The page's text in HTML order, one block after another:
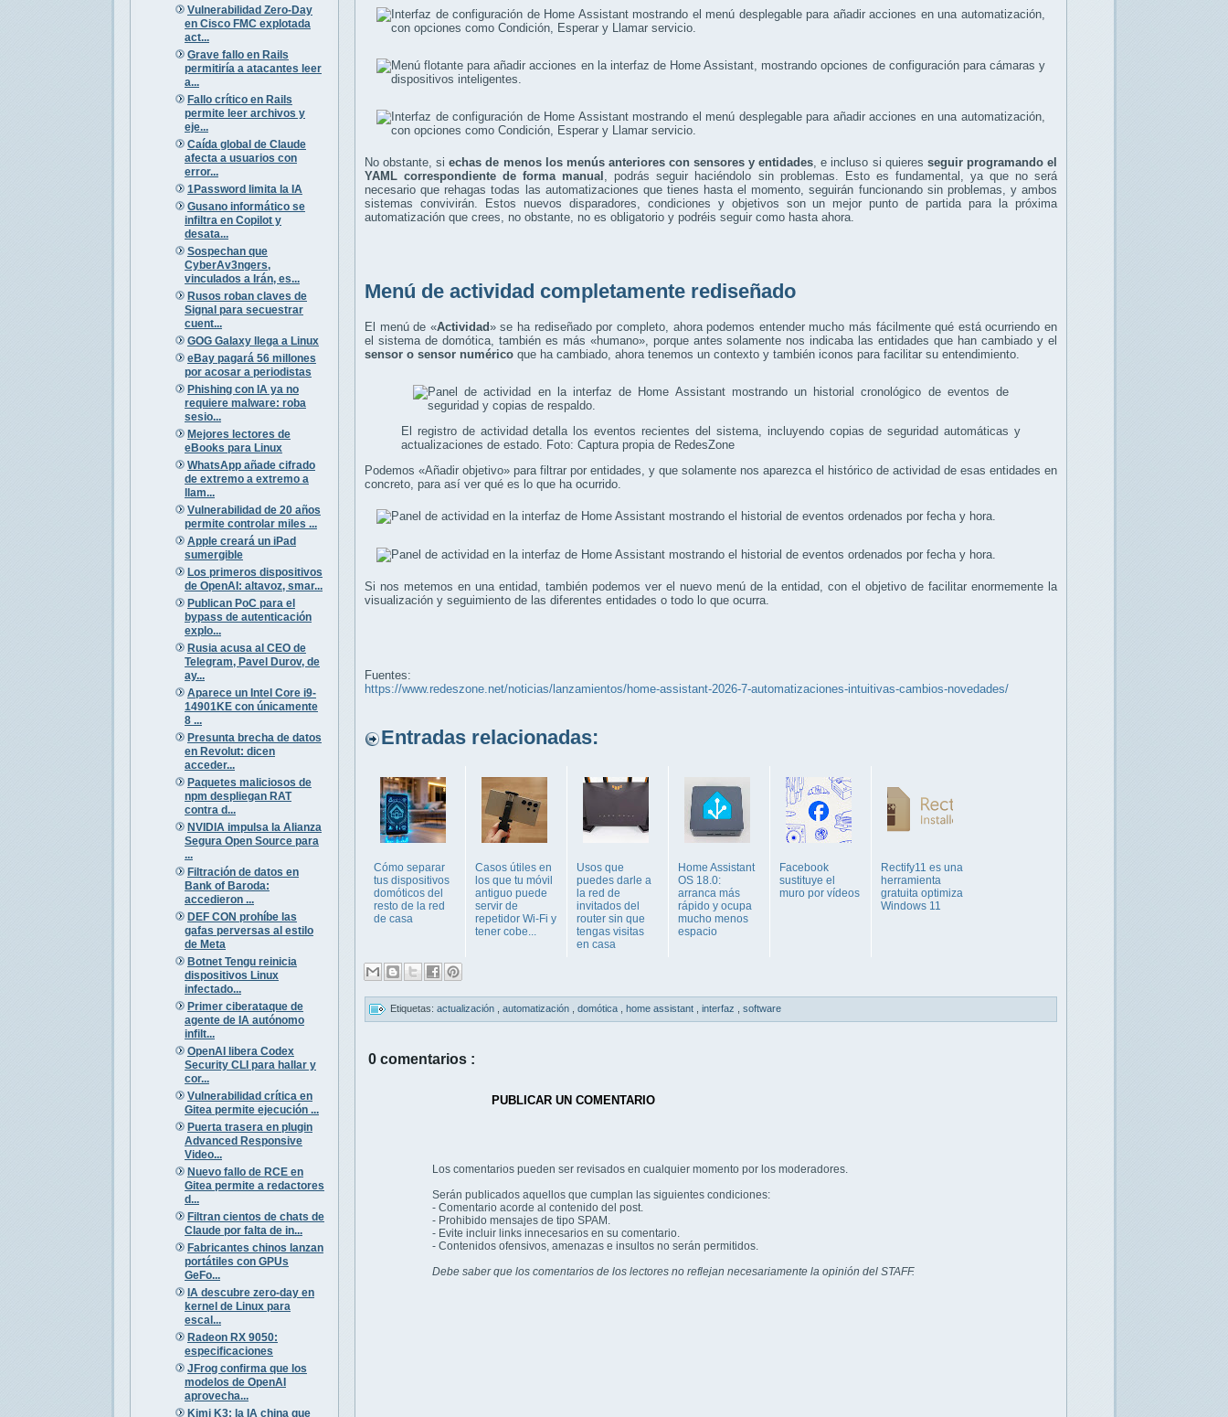
Vulnerabilidad Zero-Day
en Cisco FMC explotada
act...
Grave fallo en Rails
permitiría a atacantes leer
a...
Fallo crítico en Rails
permite leer archivos y
eje...
Caída global de Claude
afecta a usuarios con
error...
1Password limita la IA
Gusano informático se
infiltra en Copilot y
desata...
Sospechan que
CyberAv3ngers,
vinculados a Irán, es...
Rusos roban claves de
Signal para secuestrar
cuent...
GOG Galaxy llega a Linux
eBay pagará 56 millones
por acosar a periodistas
Phishing con IA ya no
requiere malware: roba
sesio...
Mejores lectores de
eBooks para Linux
WhatsApp añade cifrado
de extremo a extremo a
llam...
Vulnerabilidad de 20 años
permite controlar miles ...
Apple creará un iPad
sumergible
Los primeros dispositivos
de OpenAI: altavoz, smar...
Publican PoC para el
bypass de autenticación
explo...
Rusia acusa al CEO de
Telegram, Pavel Durov, de
ay...
Aparece un Intel Core i9-
14901KE con únicamente
8 ...
Presunta brecha de datos
en Revolut: dicen
acceder...
Paquetes maliciosos de
npm despliegan RAT
contra d...
NVIDIA impulsa la Alianza
Segura Open Source para
...
Filtración de datos en
Bank of Baroda:
accedieron ...
DEF CON prohíbe las
gafas perversas al estilo
de Meta
Botnet Tengu reinicia
dispositivos Linux
infectado...
Primer ciberataque de
agente de IA autónomo
infilt...
OpenAI libera Codex
Security CLI para hallar y
cor...
Vulnerabilidad crítica en
Gitea permite ejecución ...
Puerta trasera en plugin
Advanced Responsive
Video...
Nuevo fallo de RCE en
Gitea permite a redactores
d...
Filtran cientos de chats de
Claude por falta de in...
Fabricantes chinos lanzan
portátiles con GPUs
GeFo...
IA descubre zero-day en
kernel de Linux para
escal...
Radeon RX 9050:
especificaciones
JFrog confirma que los
modelos de OpenAI
aprovecha...
Kimi K3: la IA china que
No obstante, siechas de menos los menús anteriores con sensores y entidades , e incluso si quieres seguir programando el
YAML correspondiente de forma manual , podrás seguir haciéndolo sin problemas. Esto es fundamental, ya que no será
necesario que rehagas todas las automatizaciones que tienes hasta el momento, seguirán funcionando sin problemas, y ambos
sistemas convivirán. Estos nuevos disparadores, condiciones y objetivos son un mejor punto de partida para la próxima
automatización que crees, no obstante, no es obligatorio y podréis seguir como hasta ahora.
Menú de actividad completamente rediseñado
El menú de «Actividad» se ha rediseñado por completo, ahora podemos entender mucho más fácilmente qué está ocurriendo en
el sistema de domótica, también es más «humano», porque antes solamente nos indicaba las entidades que han cambiado y el
sensor o sensor numérico que ha cambiado, ahora tenemos un contexto y también iconos para facilitar su entendimiento.
El registro de actividad detalla los eventos recientes del sistema, incluyendo copias de seguridad automáticas y
actualizaciones de estado. Foto: Captura propia de RedesZone
Podemos «Añadir objetivo» para filtrar por entidades, y que solamente nos aparezca el histórico de actividad de esas entidades en
concreto, para así ver qué es lo que ha ocurrido.
Si nos metemos en una entidad, también podemos ver el nuevo menú de la entidad, con el objetivo de facilitar enormemente la
visualización y seguimiento de las diferentes entidades o todo lo que ocurra.
Fuentes:
https://www.redeszone.net/noticias/lanzamientos/home-assistant-2026-7-automatizaciones-intuitivas-cambios-novedades/
Entradas relacionadas:
Cómo separar
tus dispositivos
domóticos del
resto de la red
de casa
Casos útiles en
los que tu móvil
antiguo puede
servir de
repetidor Wi-Fi y
tener cobe...
Usos que
puedes darle a
la red de
invitados del
router sin que
tengas visitas
en casa
Home Assistant
OS 18.0:
arranca más
rápido y ocupa
mucho menos
espacio
Facebook
sustituye el
muro por vídeos
Rectify11 es una
herramienta
gratuita optimiza
Windows 11
Etiquetas: actualización automatización domótica home assistant interfaz software
0 comentarios :
PUBLICAR UN COMENTARIO
Los comentarios pueden ser revisados en cualquier momento por los moderadores.
Serán publicados aquellos que cumplan las siguientes condiciones:
- Comentario acorde al contenido del post.
- Prohibido mensajes de tipo SPAM.
- Evite incluir links innecesarios en su comentario.
- Contenidos ofensivos, amenazas e insultos no serán permitidos.
Debe saber que los comentarios de los lectores no reflejan necesariamente la opinión del STAFF.